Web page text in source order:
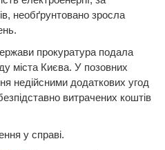
необґрунтовано зросла
прокуратура подала
міста Києва. У позовних
недійсними додаткових угод
витрачених коштів
у справі.